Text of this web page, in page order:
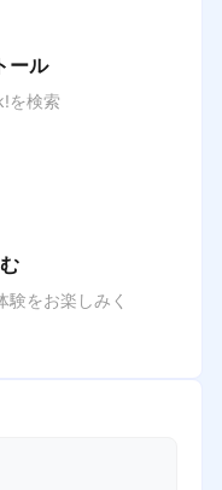
ール
を検索
験をお楽しみく